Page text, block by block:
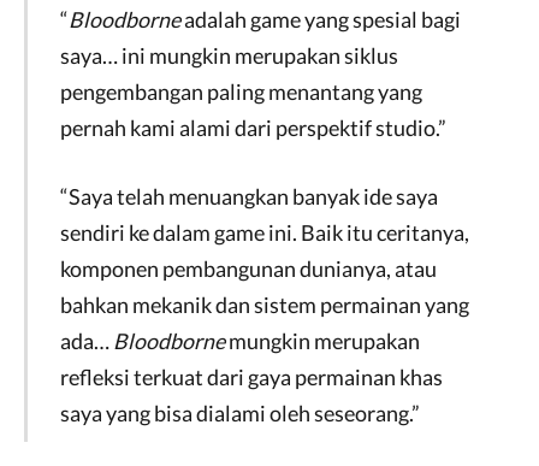
“Bloodborneadalah game yang spesial bagi
saya… ini mungkin merupakan siklus
pengembangan paling menantang yang
pernah kami alami dari perspektif studio.”
“Saya telah menuangkan banyak ide saya
sendiri ke dalam game ini. Baik itu ceritanya,
komponen pembangunan dunianya, atau
bahkan mekanik dan sistem permainan yang
ada… Bloodbornemungkin merupakan
refleksi terkuat dari gaya permainan khas
saya yang bisa dialami oleh seseorang.”